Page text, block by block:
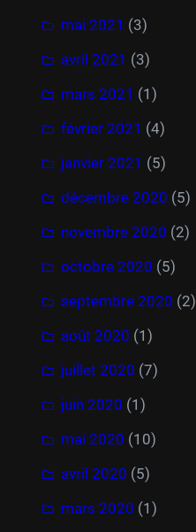
mai 2021 (3)
avril 2021 (3)
mars 2021 (1)
février 2021 (4)
janvier 2021 (5)
décembre 2020 (5)
novembre 2020 (2)
octobre 2020 (5)
septembre 2020 (2)
août 2020 (1)
juillet 2020 (7)
juin 2020 (1)
mai 2020 (10)
avril 2020 (5)
mars 2020 (1)